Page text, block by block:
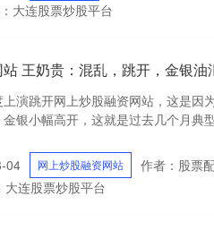
大连股票炒股平台
王奶贵：混乱，跳开，金银油
演跳开网上炒股融资网站，这是因
银小幅高开，这就是过去几个月典
04 网上炒股融资网站
作者：股票
大连股票炒股平台